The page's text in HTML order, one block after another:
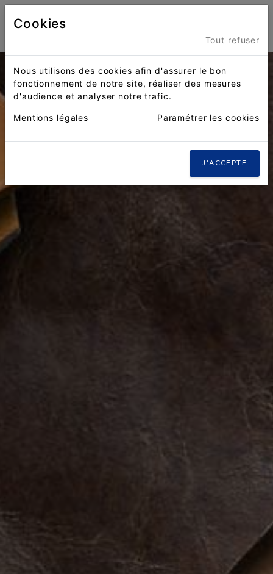
Cookies
Tout refuser
Nous utilisons des cookies afin d'assurer le bon
fonctionnement de notre site, réaliser des mesures
d'audience et analyser notre trafic.
Mentions légales Paramétrer les cookies
J'ACCEPTE